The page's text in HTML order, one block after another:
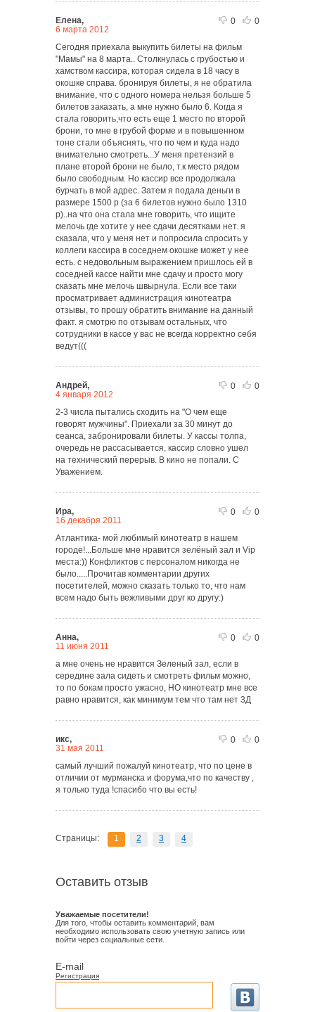
0 0
Елена,
6 марта 2012
Сегодня приехала выкупить билеты на фильм
"Мамы" на 8 марта.. Столкнулась с грубостью и
хамством кассира, которая сидела в 18 часу в
окошке справа. бронируя билеты, я не обратила
внимание, что с одного номера нельзя больше 5
билетов заказать, а мне нужно было 6. Когда я
стала говорить,что есть еще 1 место по второй
брони, то мне в грубой форме и в повышенном
тоне стали объяснять, что по чем и куда надо
внимательно смотреть...У меня претензий в
плане второй брони не было, т.к место рядом
было свободным. Но кассир все продолжала
бурчать в мой адрес. Затем я подала деньги в
размере 1500 р (за 6 билетов нужно было 1310
р)..на что она стала мне говорить, что ищите
мелочь где хотите у нее сдачи десятками нет. я
сказала, что у меня нет и попросила спросить у
коллеги кассира в соседнем окошке может у нее
есть. с недовольным выражением пришлось ей в
соседней кассе найти мне сдачу и просто могу
сказать мне мелочь швырнула. Если все таки
просматривает администрация кинотеатра
отзывы, то прошу обратить внимание на данный
факт. я смотрю по отзывам остальных, что
сотрудники в кассе у вас не всегда корректно себя
ведут(((
0 0
Андрей,
4 января 2012
2-3 числа пытались сходить на "О чем еще
говорят мужчины". Приехали за 30 минут до
сеанса, забронировали билеты. У кассы толпа,
очередь не рассасывается, кассир словно ушел
на технический перерыв. В кино не попали. С
Уважением.
0 0
Ира,
16 декабря 2011
Атлантика- мой любимый кинотеатр в нашем
городе!...Больше мне нравится зелёный зал и Vip
места:)) Конфликтов с персоналом никогда не
было.....Прочитав комментарии других
посетителей, можно сказать только то, что нам
всем надо быть вежливыми друг ко другу:)
0 0
Анна,
11 июня 2011
а мне очень не нравится Зеленый зал, если в
середине зала сидеть и смотреть фильм можно,
то по бокам просто ужасно, НО кинотеатр мне все
равно нравится, как минимум тем что там нет 3Д
0 0
икс,
31 мая 2011
самый лучший пожалуй кинотеатр, что по цене в
отличии от мурманска и форума,что по качеству ,
я только туда !спасибо что вы есть!
Страницы: 1 2 3 4
Оставить отзыв
Уважаемые посетители!
Для того, чтобы оставить комментарий, вам
необходимо использовать свою учетную запись или
войти через социальные сети.
E-mail
Регистрация